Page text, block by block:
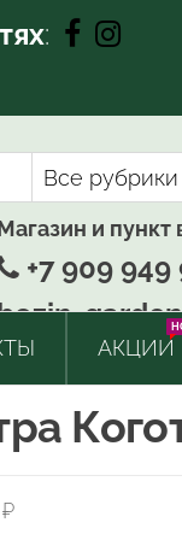
:
и пункт
+7 909 949
АКЦИИ
₽